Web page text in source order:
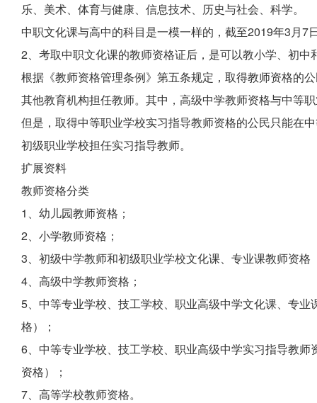
乐、美术、体育与健康、信息技术、历史与社会、科学。
中职文化课与高中的科目是一模一样的，截至2019年3月7
2、考取中职文化课的教师资格证后，是可以教小学、初中
根据《教师资格管理条例》第五条规定，取得教师资格的
其他教育机构担任教师。其中，高级中学教师资格与中等
但是，取得中等职业学校实习指导教师资格的公民只能在
初级职业学校担任实习指导教师。
扩展资料
教师资格分类
1、幼儿园教师资格；
2、小学教师资格；
3、初级中学教师和初级职业学校文化课、专业课教师资
4、高级中学教师资格；
5、中等专业学校、技工学校、职业高级中学文化课、专
格）；
6、中等专业学校、技工学校、职业高级中学实习指导教
资格）；
7、高等学校教师资格。